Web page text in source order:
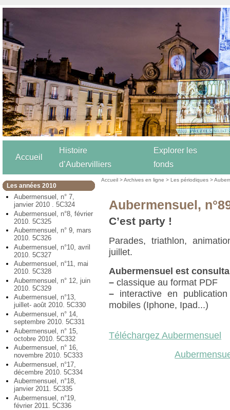
Accueil
Histoire
d’Aubervilliers
Explorer les
fonds
Les années 2010
Aubermensuel, n° 7,
janvier 2010 . 5C324
Aubermensuel, n°8, février
2010. 5C325
Aubermensuel, n° 9, mars
2010. 5C326
Aubermensuel, n°10, avril
2010. 5C327
Aubermensuel, n°11, mai
2010. 5C328
Aubermensuel, n° 12, juin
2010. 5C329
Aubermensuel, n°13,
juillet- août 2010. 5C330
Aubermensuel, n° 14,
septembre 2010. 5C331
Aubermensuel, n° 15,
octobre 2010. 5C332
Aubermensuel, n° 16,
novembre 2010. 5C333
Aubermensuel, n°17,
décembre 2010. 5C334
Aubermensuel, n°18,
janvier 2011. 5C335
Aubermensuel, n°19,
février 2011. 5C336
Accueil >Archives en ligne >Les périodiques >
Aubermensuel,
C’est party !
Parades, triathlon,
juillet.
Aubermensuel est
– classique au format PDF
– interactive en
mobiles (Iphone, Ipad...)
Téléchargez Aubermensuel